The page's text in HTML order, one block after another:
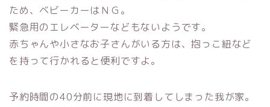
ため、ベビーカーはＮＧ。
緊急用のエレベーターなどもないようです。
赤ちゃんや小さなお子さんがいる方は、抱っこ紐など
を持って行かれると便利ですよ。
予約時間の40分前に現地に到着してしまった我が家。